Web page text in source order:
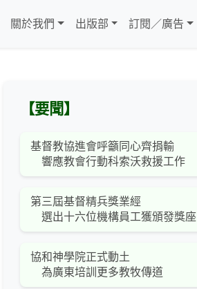
關於我們 出版部 訂閱／廣告
【要聞】
基督教協進會呼籲同心齊捐輸
響應教會行動科索沃救援工作
第三屆基督精兵獎業經
選出十六位機構員工獲頒發獎座
協和神學院正式動土
為廣東培訓更多教牧傳道